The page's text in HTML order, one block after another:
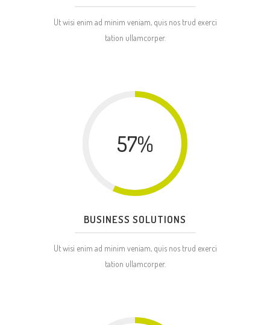
Ut wisi enim ad minim veniam, quis nos trud exerci
tation ullamcorper.
57%
BUSINESS SOLUTIONS
Ut wisi enim ad minim veniam, quis nos trud exerci
tation ullamcorper.